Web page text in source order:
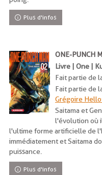
Plus d'infos
ONE-PUNCH
Livre | One |
Fait partie de
Fait partie de
Grégoire
Saitama et
l'évolution où
l'ultime forme artificielle de
immédiatement et Saitama
puissance.
Plus d'infos